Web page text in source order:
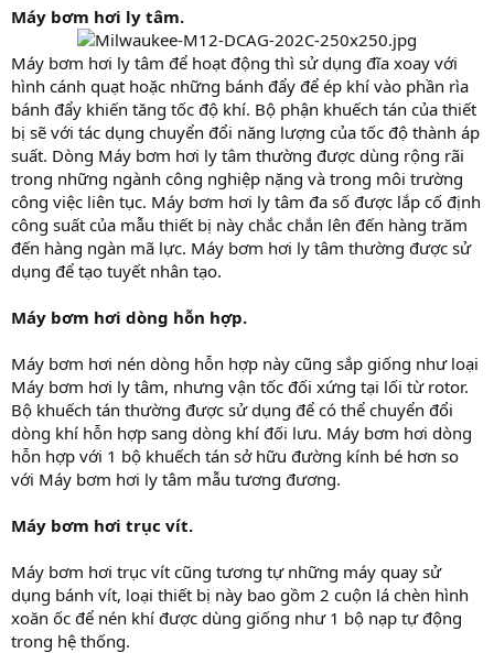
Máy bơm hơi ly tâm.
Máy bơm hơi ly tâm để hoạt động thì sử dụng đĩa xoay với
hình cánh quạt hoặc những bánh đẩy để ép khí vào phần rìa
bánh đẩy khiến tăng tốc độ khí. Bộ phận khuếch tán của thiết
bị sẽ với tác dụng chuyển đổi năng lượng của tốc độ thành áp
suất. Dòng Máy bơm hơi ly tâm thường được dùng rộng rãi
trong những ngành công nghiệp nặng và trong môi trường
công việc liên tục. Máy bơm hơi ly tâm đa số được lắp cố định
công suất của mẫu thiết bị này chắc chắn lên đến hàng trăm
đến hàng ngàn mã lực. Máy bơm hơi ly tâm thường được sử
dụng để tạo tuyết nhân tạo.
Máy bơm hơi dòng hỗn hợp.
Máy bơm hơi nén dòng hỗn hợp này cũng sắp giống như loại
Máy bơm hơi ly tâm, nhưng vận tốc đối xứng tại lối từ rotor.
Bộ khuếch tán thường được sử dụng để có thể chuyển đổi
dòng khí hỗn hợp sang dòng khí đối lưu. Máy bơm hơi dòng
hỗn hợp với 1 bộ khuếch tán sở hữu đường kính bé hơn so
với Máy bơm hơi ly tâm mẫu tương đương.
Máy bơm hơi trục vít.
Máy bơm hơi trục vít cũng tương tự những máy quay sử
dụng bánh vít, loại thiết bị này bao gồm 2 cuộn lá chèn hình
xoăn ốc để nén khí được dùng giống như 1 bộ nạp tự động
trong hệ thống.